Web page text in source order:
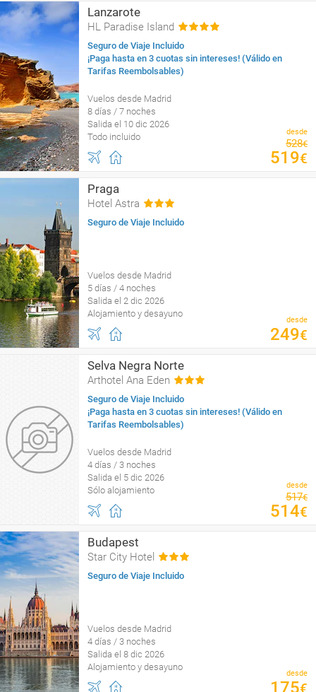
Lanzarote
HL Paradise Island
Seguro de Viaje Incluido
¡Paga hasta en 3 cuotas sin intereses! (Válido en
Tarifas Reembolsables)
Vuelos desde Madrid
8 días / 7 noches
Salida el 10 dic 2026
Todo incluido
desde
528€
519€
Praga
Hotel Astra
Seguro de Viaje Incluido
Vuelos desde Madrid
5 días / 4 noches
Salida el 2 dic 2026
Alojamiento y desayuno
desde
249€
Selva Negra Norte
Arthotel Ana Eden
Seguro de Viaje Incluido
¡Paga hasta en 3 cuotas sin intereses! (Válido en
Tarifas Reembolsables)
Vuelos desde Madrid
4 días / 3 noches
Salida el 5 dic 2026
Sólo alojamiento
desde
517€
514€
Budapest
Star City Hotel
Seguro de Viaje Incluido
Vuelos desde Madrid
4 días / 3 noches
Salida el 8 dic 2026
Alojamiento y desayuno
desde
175